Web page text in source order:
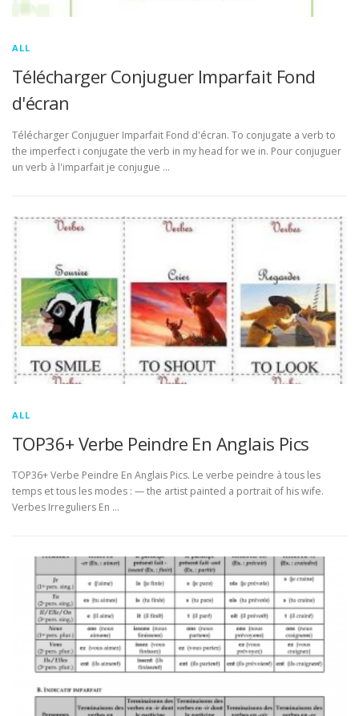
ALL
Télécharger Conjuguer Imparfait Fond
d'écran
Télécharger Conjuguer Imparfait Fond d'écran. To conjugate a verb to
the imperfect i conjugate the verb in my head for we in. Pour conjuguer
un verb à l'imparfait je conjugue …
ALL
TOP36+ Verbe Peindre En Anglais Pics
TOP36+ Verbe Peindre En Anglais Pics. Le verbe peindre à tous les
temps et tous les modes : — the artist painted a portrait of his wife.
Verbes Irreguliers En …